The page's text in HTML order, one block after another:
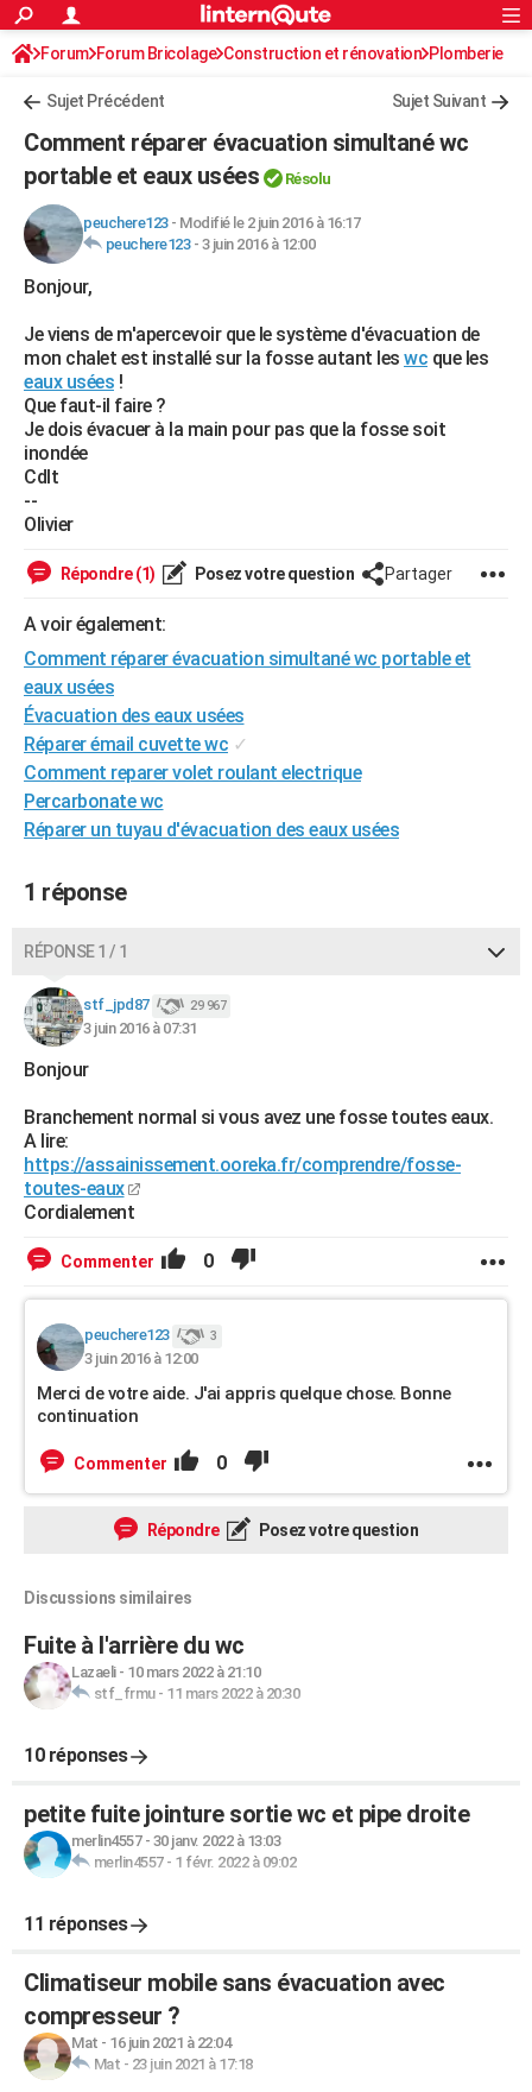
ACTUALITÉS
Politique
Société
Faits Divers
Education
Monde
Villes
+
Programme TV
Streaming
Sorties cinéma
Musique
FINANCE
Retraite
Impôts
Epargne
Immobilier
Risques naturels par ville
Banque
Assurance
Crédit
AUTO
Essais
Réserver un essai
Citadines
Berlines
SUV
Forum auto
HIGH-TECH
Forum
Aménagement intérieur
Extérieur
Cuisine
Salle de bains
Jardinage
Rangement
WEEK-END
Guides de France
Escapades
Patrimoine
Expositions
Musées
Week-end nature
+LIFESTYLE
Art de vivre
Bien-être
Loisirs
Mode
Modes de vie
SANTE
Alimentation
Guide de la santé
Maladies
Médicaments
Sommeil
VOYAGE
PHOTO
BONS PLANS
CARTE DE VOEUX
Carte de Noël
Carte Bonne année
Carte Saint-Valentin
Carte Pâques
Carte d'anniversaire
DICTIONNAIRE
Dictionnaire
Biographies
Citations
Expressions
Proverbes
PROGRAMME TV
S'inscrire
Se connecter
Lycées
Collèges
Primaires
Universités
Entreprises
Service militaire
Avis de recherche
AVIS DE DÉCÈS
FORUM
Bricolage
Lifestyle
Culture
Sport
Auto
Television
Voyage
Cinema
Rechercher
S'inscrire
Connexion
Forum Forum Bricolage Construction et rénovation Plomberie
Sujet Précédent Sujet Suivant
Comment réparer évacuation simultané wc
portable et eaux usées
Résolu
peuchere123- Modifié le 2 juin 2016 à 16:17
peuchere123- 3 juin 2016 à 12:00
Bonjour,
Je viens de m'apercevoir que le système d'évacuation de
mon chalet est installé sur la fosse autant les wc que les
eaux usées !
Que faut-il faire ?
Je dois évacuer à la main pour pas que la fosse soit
inondée
Cdlt
--
Olivier
Répondre (1) Posez votre question Partager
A voir également:
Comment réparer évacuation simultané wc portable et
eaux usées
Évacuation des eaux usées
Réparer émail cuvette wc ✓
Comment reparer volet roulant electrique
Percarbonate wc
Réparer un tuyau d'évacuation des eaux usées
1 réponse
RÉPONSE 1 / 1
stf_jpd87 29 967
3 juin 2016 à 07:31
Bonjour
Branchement normal si vous avez une fosse toutes eaux.
A lire:
https://assainissement.ooreka.fr/comprendre/fosse-
toutes-eaux
Cordialement
Commenter 0
peuchere123 3
3 juin 2016 à 12:00
Merci de votre aide. J'ai appris quelque chose. Bonne
continuation
Commenter 0
Répondre Posez votre question
Discussions similaires
Fuite à l'arrière du wc
Lazaeli- 10 mars 2022 à 21:10
stf_frmu- 11 mars 2022 à 20:30
10 réponses
petite fuite jointure sortie wc et pipe droite
merlin4557- 30 janv. 2022 à 13:03
merlin4557- 1 févr. 2022 à 09:02
11 réponses
Climatiseur mobile sans évacuation avec
compresseur ?
Mat - 16 juin 2021 à 22:04
Mat - 23 juin 2021 à 17:18